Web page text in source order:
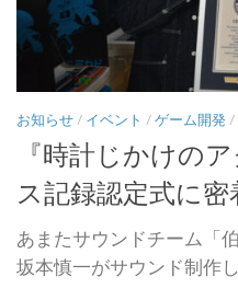
お知らせ / イベント / ゲーム開発 /
『時計じかけの
ス記録認定式に密
あまたサウンドチーム「
坂本慎一がサウンド制作し